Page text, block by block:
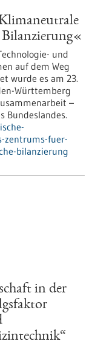
und
auf dem Weg
wurde es am 23.
Württemberg
–
Bundeslandes.
zentrums-fuer-
bilanzierung
in der